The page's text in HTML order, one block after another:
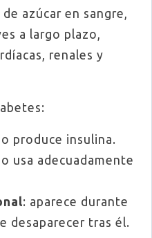
azúcar en sangre,
a largo plazo,
renales y
produce insulina.
usa adecuadamente
: aparece durante
desaparecer tras él.